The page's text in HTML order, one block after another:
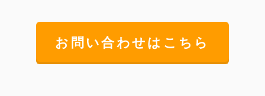
お問い合わせはこちら